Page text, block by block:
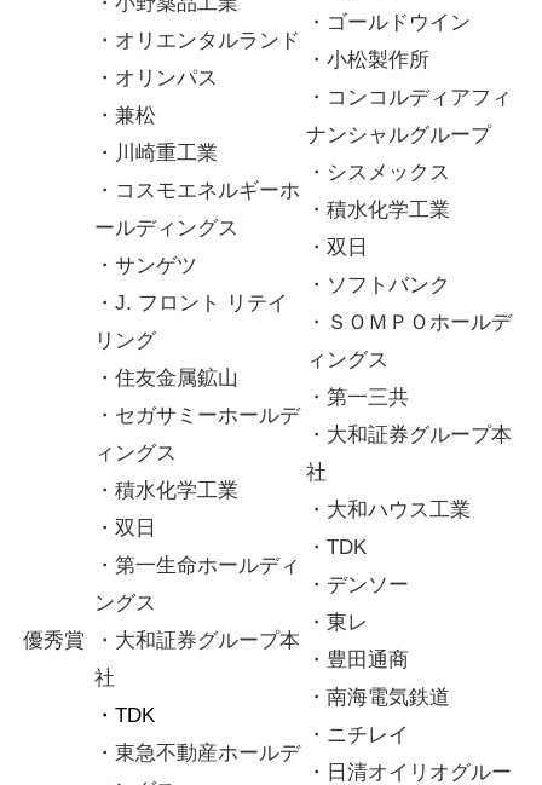
優秀賞
・オリエンタルランド
・オリンパス
・兼松
・川崎重工業
・コスモエネルギーホ
ールディングス
・サンゲツ
・J. フロント リテイ
リング
・住友金属鉱山
・セガサミーホールデ
ィングス
・積水化学工業
・双日
・第一生命ホールディ
ングス
・大和証券グループ本
社
・TDK
・東急不動産ホールデ
・ゴールドウイン
・小松製作所
・コンコルディアフィ
ナンシャルグループ
・シスメックス
・積水化学工業
・双日
・ソフトバンク
・ＳＯＭＰＯホールデ
ィングス
・第一三共
・大和証券グループ本
社
・大和ハウス工業
・TDK
・デンソー
・東レ
・豊田通商
・南海電気鉄道
・ニチレイ
・日清オイリオグルー